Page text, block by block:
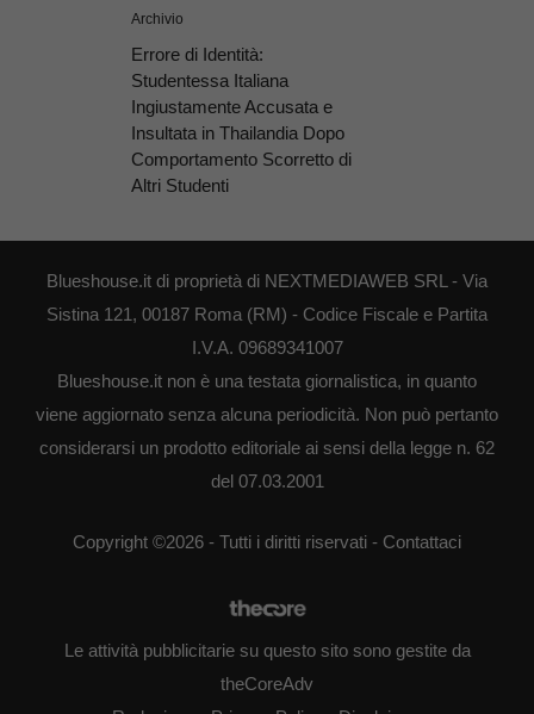
Archivio
Errore di Identità:
Studentessa Italiana
Ingiustamente Accusata e
Insultata in Thailandia Dopo
Comportamento Scorretto di
Altri Studenti
Blueshouse.it di proprietà di NEXTMEDIAWEB SRL - Via
Sistina 121, 00187 Roma (RM) - Codice Fiscale e Partita
I.V.A. 09689341007
Blueshouse.it non è una testata giornalistica, in quanto
viene aggiornato senza alcuna periodicità. Non può pertanto
considerarsi un prodotto editoriale ai sensi della legge n. 62
del 07.03.2001
Copyright ©2026 - Tutti i diritti riservati - Contattaci
Le attività pubblicitarie su questo sito sono gestite da
theCoreAdv